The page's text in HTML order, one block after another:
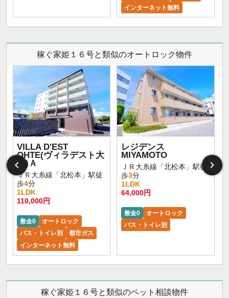
インターネット無料
稼ぐ家姫１６号と類似のオートロック物件
VILLA D'EST
OHTE(ヴィラデスト大
手)Ａ
ＪＲ大糸線「北松本」駅徒
歩4分
1LDK
110,000円
敷金0
オートロック
バス・トイレ別
都市ガス
インターネット無料
レジデンス
MIYAMOTO
ＪＲ大糸線「北松本」駅徒
歩3分
1LDK
64,000円
敷金0
オートロック
バス・トイレ別
稼ぐ家姫１６号と類似のペット相談物件